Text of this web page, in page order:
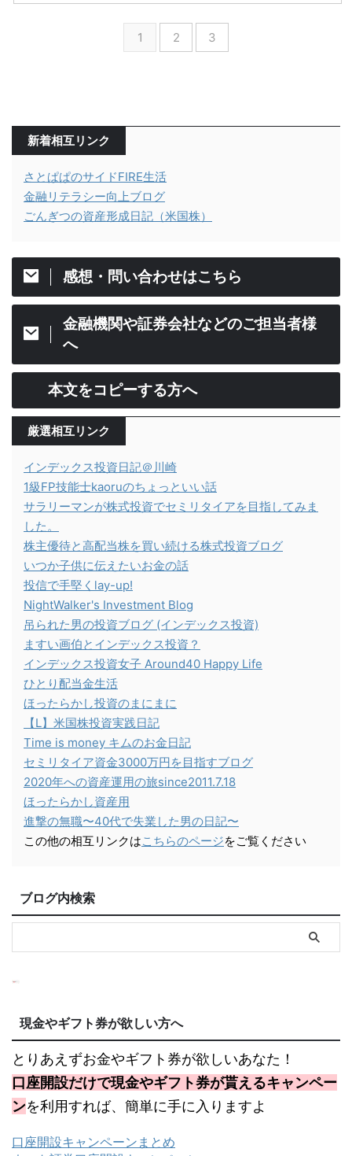
1 2 3
新着相互リンク
さとぱぱのサイドFIRE生活
金融リテラシー向上ブログ
ごんぎつの資産形成日記（米国株）
感想・問い合わせはこちら
金融機関や証券会社などのご担当者様
へ
本文をコピーする方へ
厳選相互リンク
インデックス投資日記＠川崎
1級FP技能士kaoruのちょっといい話
サラリーマンが株式投資でセミリタイアを目指してみま
した。
株主優待と高配当株を買い続ける株式投資ブログ
いつか子供に伝えたいお金の話
投信で手堅くlay-up!
NightWalker's Investment Blog
吊られた男の投資ブログ (インデックス投資)
ますい画伯とインデックス投資？
インデックス投資女子 Around40 Happy Life
ひとり配当金生活
ほったらかし投資のまにまに
【L】米国株投資実践日記
Time is money キムのお金日記
セミリタイア資金3000万円を目指すブログ
2020年への資産運用の旅since2011.7.18
ほったらかし資産用
進撃の無職〜40代で失業した男の日記〜
この他の相互リンクはこちらのページをご覧ください
ブログ内検索
現金やギフト券が欲しい方へ
とりあえずお金やギフト券が欲しいあなた！
口座開設だけで現金やギフト券が貰えるキャンペー
ンを利用すれば、簡単に手に入りますよ
口座開設キャンペーンまとめ